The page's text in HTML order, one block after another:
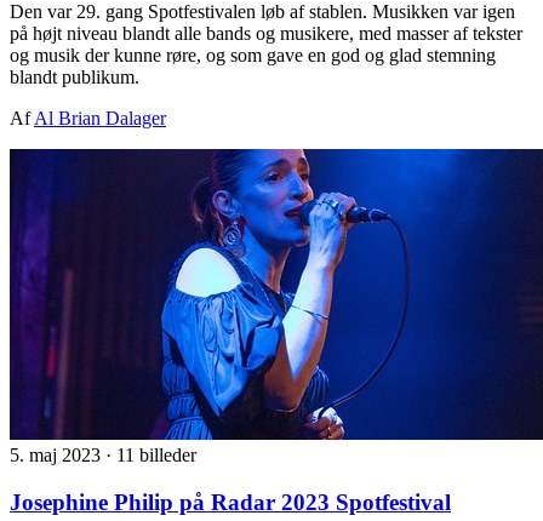
Den var 29. gang Spotfestivalen løb af stablen. Musikken var igen
på højt niveau blandt alle bands og musikere, med masser af tekster
og musik der kunne røre, og som gave en god og glad stemning
blandt publikum.
AfAl Brian Dalager
5. maj 2023 · 11 billeder
Josephine Philip på Radar 2023 Spotfestival